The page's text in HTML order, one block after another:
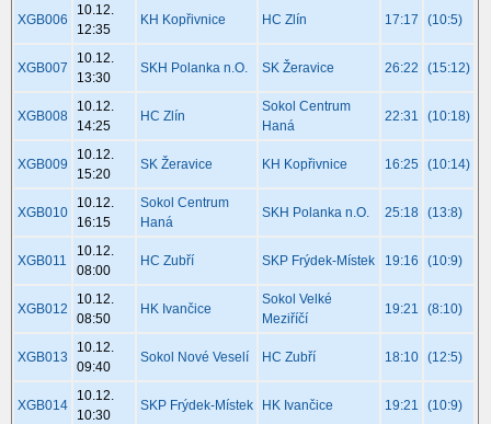
XGB006
10.12.
12:35
KH Kopřivnice HC Zlín 17:17 (10:5)
XGB007
10.12.
13:30
SKH Polanka n.O. SK Žeravice 26:22 (15:12)
XGB008
10.12.
14:25
HC Zlín
Sokol Centrum
Haná
22:31 (10:18)
XGB009
10.12.
15:20
SK Žeravice KH Kopřivnice 16:25 (10:14)
XGB010
10.12.
16:15
Sokol Centrum
Haná
SKH Polanka n.O. 25:18 (13:8)
XGB011
10.12.
08:00
HC Zubří SKP Frýdek-Místek 19:16 (10:9)
XGB012
10.12.
08:50
HK Ivančice
Sokol Velké
Meziříčí
19:21 (8:10)
XGB013
10.12.
09:40
Sokol Nové Veselí HC Zubří 18:10 (12:5)
XGB014
10.12.
10:30
SKP Frýdek-Místek HK Ivančice 19:21 (10:9)